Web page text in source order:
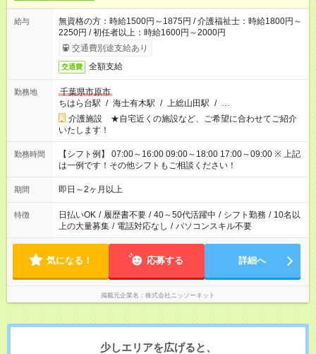
給与
無資格の方：時給1500円～1875円 / 介護福祉士：時給1800円～
2250円 / 初任者以上：時給1600円～2000円
交通費別途支給あり
交通費 全額支給
勤務地
千葉県市原市
ちはら台駅 / 海士有木駅 / 上総山田駅 / …
介護施設 ★自宅近くの施設など、ご希望に合わせてご紹介
いたします！
勤務時間
【シフト例】 07:00～16:00 09:00～18:00 17:00～09:00 ※ 上記
は一例です！その他シフトもご相談ください！
期間 即日～2ヶ月以上
特徴 日払いOK / 履歴書不要 / 40～50代活躍中 / シフト勤務 / 10名以
上の大量募集 / 電話対応なし / パソコンスキル不要
気になる！ 応募する 詳細へ
掲載元企業名 株式会社ニッソーネット
少しエリアを広げると、